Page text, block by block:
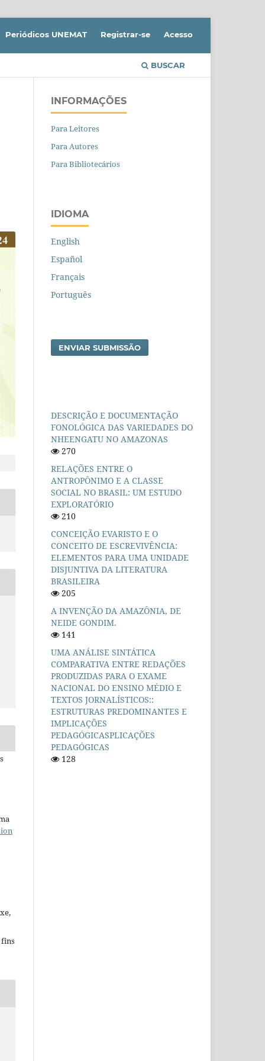
BUSCAR
Periódicos UNEMAT Registrar-se Acesso
fins
INFORMAÇÕES
Para Leitores
Para Autores
Para Bibliotecários
IDIOMA
English
Español
Français
Português
ENVIAR SUBMISSÃO
DESCRIÇÃO E DOCUMENTAÇÃO
FONOLÓGICA DAS VARIEDADES DO
NHEENGATU NO AMAZONAS
270
RELAÇÕES ENTRE O
ANTROPÔNIMO E A CLASSE
SOCIAL NO BRASIL: UM ESTUDO
EXPLORATÓRIO
210
CONCEIÇÃO EVARISTO E O
CONCEITO DE ESCREVIVÊNCIA:
ELEMENTOS PARA UMA UNIDADE
DISJUNTIVA DA LITERATURA
BRASILEIRA
205
A INVENÇÃO DA AMAZÔNIA, DE
NEIDE GONDIM.
141
UMA ANÁLISE SINTÁTICA
COMPARATIVA ENTRE REDAÇÕES
PRODUZIDAS PARA O EXAME
NACIONAL DO ENSINO MÉDIO E
TEXTOS JORNALÍSTICOS::
ESTRUTURAS PREDOMINANTES E
IMPLICAÇÕES
PEDAGÓGICASPLICAÇÕES
PEDAGÓGICAS
128